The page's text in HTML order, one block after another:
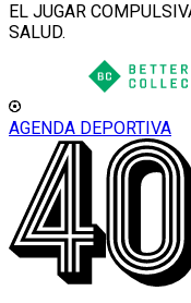
EL JUGAR
SALUD.
AGENDA DEPORTIVA